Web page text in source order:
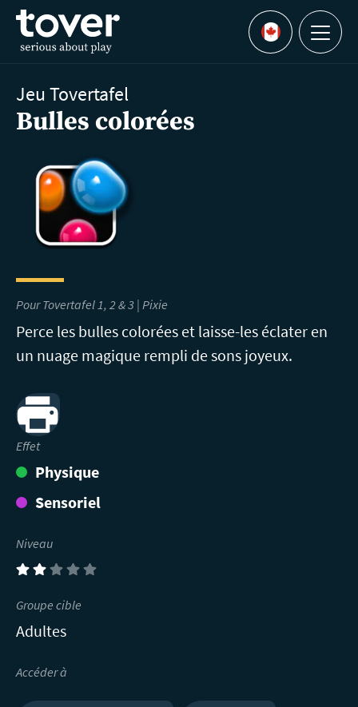
Aller au contenu principal
Languages
Menu
Jeu Tovertafel
Bulles colorées
Pour Tovertafel 1, 2 & 3 | Pixie
Perce les bulles colorées et laisse-les éclater en
un nuage magique rempli de sons joyeux.
Print
Effet
Physique
Sensoriel
Niveau
(2)
Groupe cible
Adultes
Accéder à